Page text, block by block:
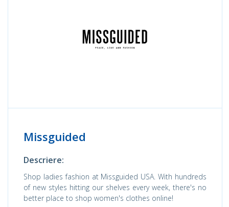
Missguided
Descriere:
Shop ladies fashion at Missguided USA. With hundreds
of new styles hitting our shelves every week, there's no
better place to shop women's clothes online!